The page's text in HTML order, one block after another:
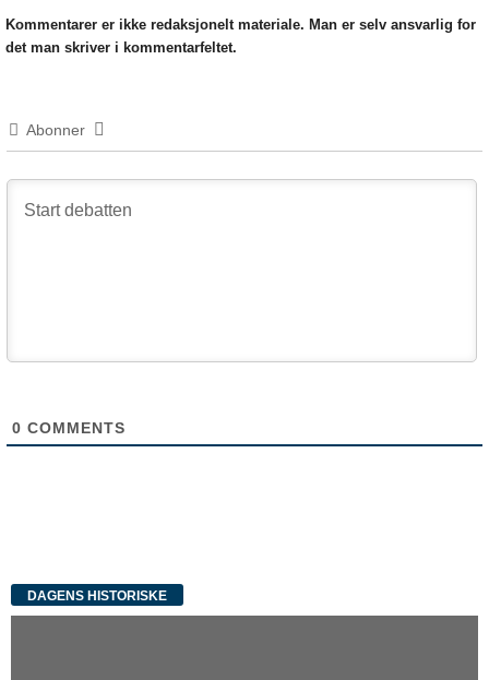
Kommentarer er ikke redaksjonelt materiale. Man er selv ansvarlig for
det man skriver i kommentarfeltet.
Abonner
0 COMMENTS
DAGENS HISTORISKE